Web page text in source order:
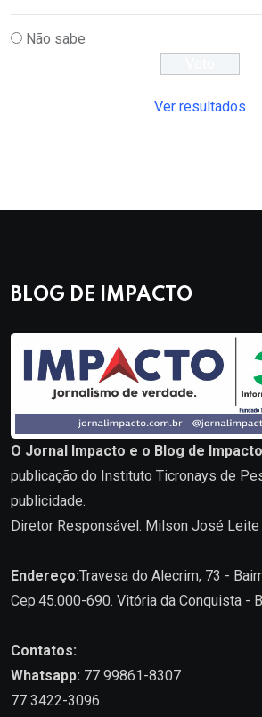
Não sabe
Ver resultados
BLOG DE IMPACTO
O Jornal Impacto e o Blog de
publicação do Instituto Ticronays de
publicidade.
Diretor Responsável: Milson José
Endereço:Travesa do Alecrim, 73 -
Cep.45.000-690. Vitória da Conquista -
Contatos:
Whatsapp: 77 99861-8307
77 3422-3096